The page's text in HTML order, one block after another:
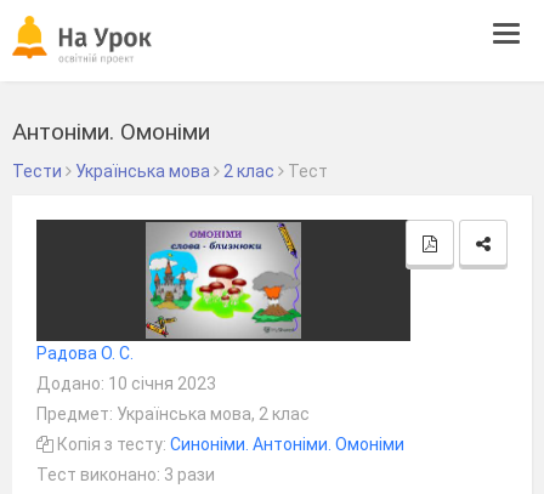
Антоніми. Омоніми
Тести Українська мова 2 клас Тест
Радова О. С.
Додано: 10 січня 2023
Предмет: Українська мова, 2 клас
Копія з тесту: Синоніми. Антоніми. Омоніми
Тест виконано: 3 рази